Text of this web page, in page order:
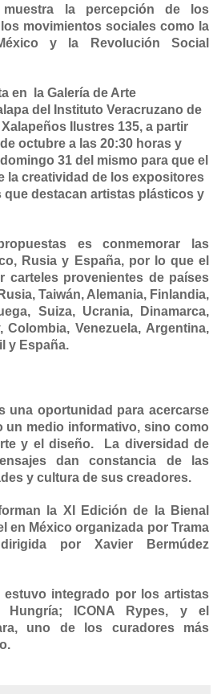
la percepción de los
movimientos sociales como la
y
la Revolución Social
en la Galería de Arte
del Instituto Veracruzano de
Ilustres 135, a partir
octubre a las 20:30 horas y
31 del mismo para que el
la creatividad de los expositores
que destacan artistas plásticos y
es conmemorar las
Rusia y España, por lo que el
carteles provenientes de países
Taiwán, Alemania, Finlandia,
Suiza, Ucrania, Dinamarca,
Colombia, Venezuela, Argentina,
y España.
una oportunidad para acercarse
un medio informativo, sino como
y el diseño. La diversidad de
dan constancia de las
y cultura de sus creadores.
la XI Edición de
la Bienal
en México organizada por Trama
por Xavier Bermúdez
estuvo integrado por los artistas
Hungría; ICONA Rypes, y el
uno de los curadores más